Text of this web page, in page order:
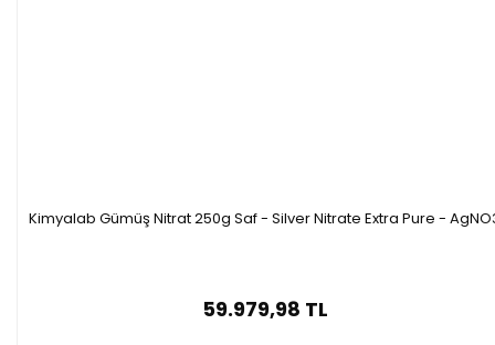
Kimyalab Gümüş Nitrat 250g Saf - Silver Nitrate Extra Pure -
59.979,98 TL